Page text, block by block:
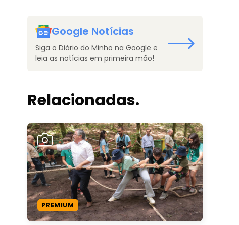
Google Notícias
Siga o Diário do Minho na Google e
leia as notícias em primeira mão!
Relacionadas.
PREMIUM